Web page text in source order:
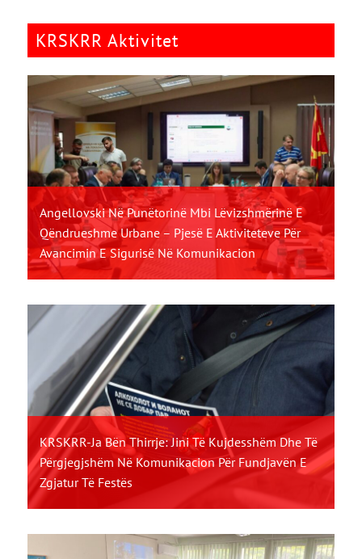
KRSKRR Aktivitet
Angellovski Në Punëtorinë Mbi Lëvizshmërinë E
Qëndrueshme Urbane – Pjesë E Aktiviteteve Për
Avancimin E Sigurisë Në Komunikacion
KRSKRR-Ja Bën Thirrje: Jini Të Kujdesshëm Dhe Të
Përgjegjshëm Në Komunikacion Për Fundjavën E
Zgjatur Të Festës